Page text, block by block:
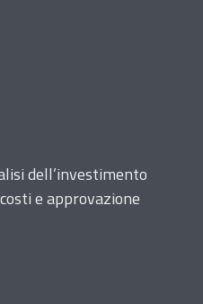
dell’investimento
e approvazione